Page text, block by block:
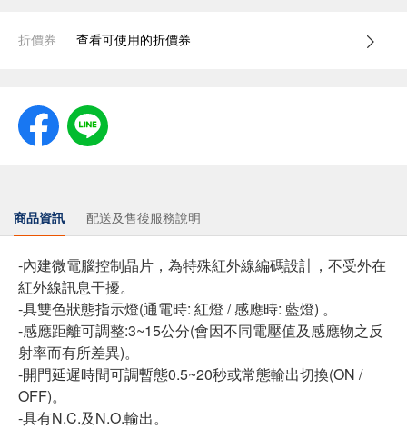
折價券 查看可使用的折價券
商品資訊 配送及售後服務說明
-內建微電腦控制晶片，為特殊紅外線編碼設計，不受外在
紅外線訊息干擾。
-具雙色狀態指示燈(通電時: 紅燈 / 感應時: 藍燈) 。
-感應距離可調整:3~15公分(會因不同電壓值及感應物之反
射率而有所差異)。
-開門延遲時間可調暫態0.5~20秒或常態輸出切換(ON /
OFF)。
-具有N.C.及N.O.輸出。